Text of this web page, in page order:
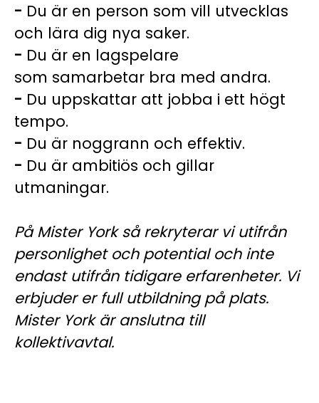
- Du är en person som vill utvecklas
och lära dig nya saker.
- Du är en lagspelare
som samarbetar bra med andra.
- Du uppskattar att jobba i ett högt
tempo.
- Du är noggrann och effektiv.
- Du är ambitiös och gillar
utmaningar.
På Mister York så rekryterar vi utifrån
personlighet och potential och inte
endast utifrån tidigare erfarenheter. Vi
erbjuder er full utbildning på plats.
Mister York är anslutna till
kollektivavtal.